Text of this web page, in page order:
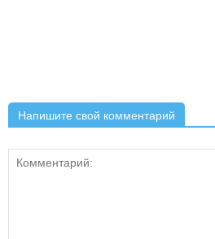
Напишите свой комментарий